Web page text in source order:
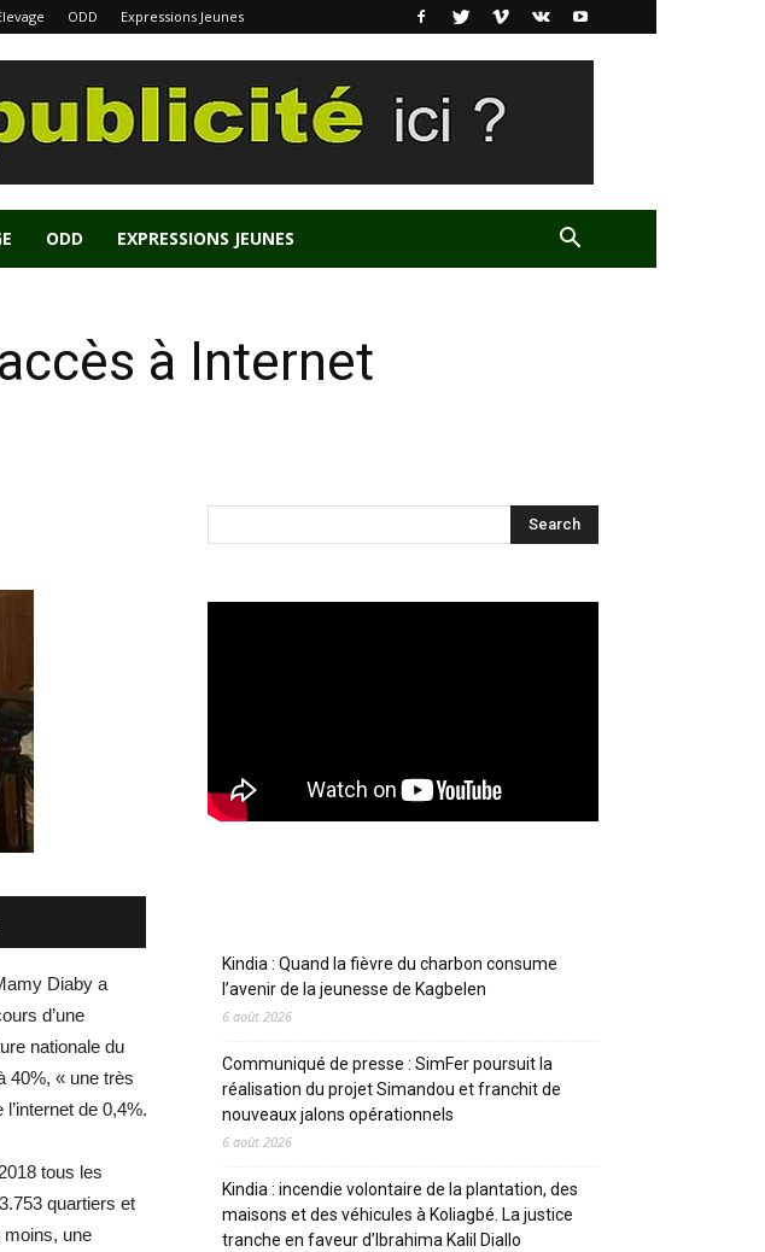
ODD Expressions Jeunes
ODD EXPRESSIONS JEUNES
à Internet
Diaby a
d’une
nationale du
40%, « une très
de 0,4%.
tous les
quartiers et
moins, une
Kindia : Quand la fièvre du charbon consume
l’avenir de la jeunesse de Kagbelen
6 août 2026
Communiqué de presse : SimFer poursuit la
réalisation du projet Simandou et franchit de
nouveaux jalons opérationnels
6 août 2026
Kindia : incendie volontaire de la plantation, des
maisons et des véhicules à Koliagbé. La justice
tranche en faveur d’Ibrahima Kalil Diallo